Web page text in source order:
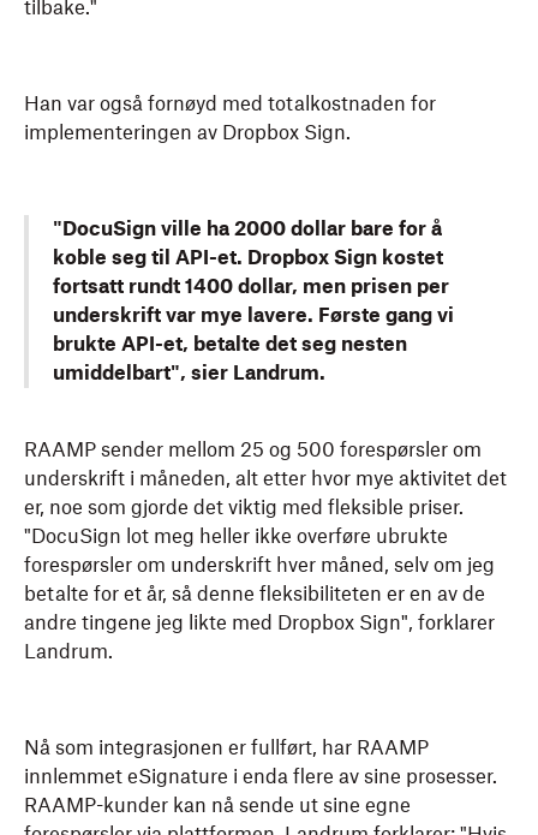
tilbake."
Han var også fornøyd med totalkostnaden for
implementeringen av Dropbox Sign.
"DocuSign ville ha 2000 dollar bare for å
koble seg til API-et. Dropbox Sign kostet
fortsatt rundt 1400 dollar, men prisen per
underskrift var mye lavere. Første gang vi
brukte API-et, betalte det seg nesten
umiddelbart", sier Landrum.
RAAMP sender mellom 25 og 500 forespørsler om
underskrift i måneden, alt etter hvor mye aktivitet det
er, noe som gjorde det viktig med fleksible priser.
"DocuSign lot meg heller ikke overføre ubrukte
forespørsler om underskrift hver måned, selv om jeg
betalte for et år, så denne fleksibiliteten er en av de
andre tingene jeg likte med Dropbox Sign", forklarer
Landrum.
Nå som integrasjonen er fullført, har RAAMP
innlemmet eSignature i enda flere av sine prosesser.
RAAMP-kunder kan nå sende ut sine egne